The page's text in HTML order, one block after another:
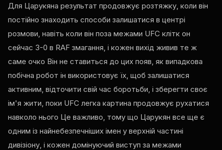
Для Царукяна результат продовжує розтяжку, коли він
постійно знаходить способи залишатися в центрі
розмови, навіть коли він поза межами UFC клітк он
сейчас 3-0 в RAF змагання, і кожен вихід живив те ж
саме очко Він не ставиться до цих появ, як випадкова
побічна робот ін використовує їх, щоб залишатися
активним, відточити свій час боротьби, і зберегти своє
ім'я жити, поки UFC легка картина продовжує рухатися
навколо нього Це важливо, тому що Царукян все ще є
одним із найнебезпечніших імен у верхній частині
дивізіону, і кожен домінуючий виступ за межами